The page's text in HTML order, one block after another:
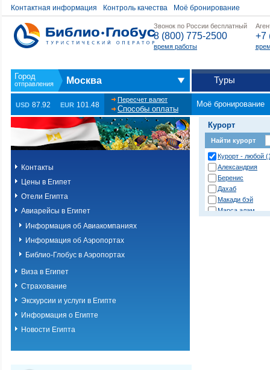
Контактная информация Контроль качества Моё бронирование
Звонок по России бесплатный
8 (800) 775-2500
время работы
+7
Москва Туры
USD 87.92 EUR 101.48
Пересчет валют
Способы оплаты
Моё бронирование
Контакты
Цены в Египет
Отели Египта
Авиарейсы в Египет
Информация об Авиакомпаниях
Информация об Аэропортах
Библио-Глобус в Аэропортах
Виза в Египет
Страхование
Экскурсии и услуги в Египте
Информация о Египте
Новости Египта
Курорт
Найти курорт
Курорт - любой
Александрия
Беренис
Дахаб
Макади бэй
Марса алам